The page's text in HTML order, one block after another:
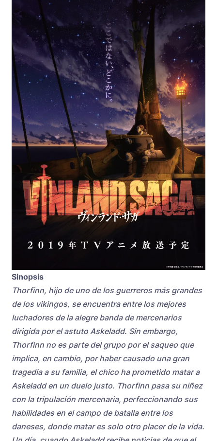
Sinopsis
Thorfinn, hijo de uno de los guerreros más grandes
de los vikingos, se encuentra entre los mejores
luchadores de la alegre banda de mercenarios
dirigida por el astuto Askeladd. Sin embargo,
Thorfinn no es parte del grupo por el saqueo que
implica, en cambio, por haber causado una gran
tragedia a su familia, el chico ha prometido matar a
Askeladd en un duelo justo. Thorfinn pasa su niñez
con la tripulación mercenaria, perfeccionando sus
habilidades en el campo de batalla entre los
daneses, donde matar es solo otro placer de la vida.